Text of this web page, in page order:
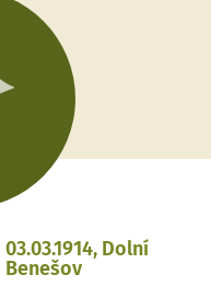
03.03.1914, Dolní
Benešov